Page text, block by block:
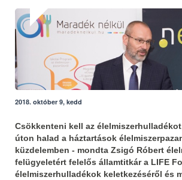
2018. október 9, kedd
Csökkenteni kell az
úton halad a háztartások
küzdelemben - mondta Zsigó Róbert
felügyeletért felelős államtitkár a LIFE
élelmiszerhulladékok keletkezéséről és